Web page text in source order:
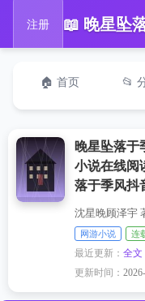
注册
🏠 首页 📂
晚星坠落于
小说在线阅
落于季风抖
沈星晚顾泽宇
网游小说 连
最近更新：全文
更新时间：